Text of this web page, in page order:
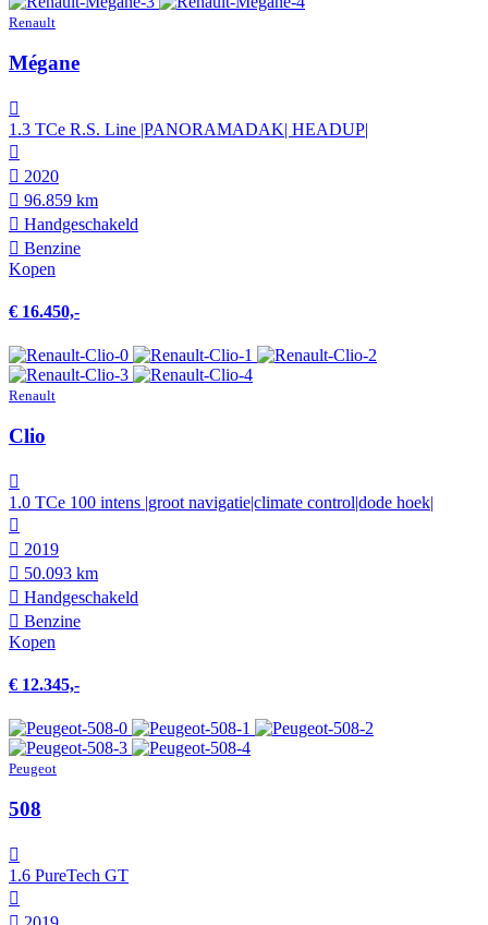
Renault
Mégane
1.3 TCe R.S. Line |PANORAMADAK| HEADUP|
2020
96.859 km
Hand­geschakeld
Benzine
Kopen
€ 16.450,-
Renault
Clio
1.0 TCe 100 intens |groot navigatie|climate control|dode hoek|
2019
50.093 km
Hand­geschakeld
Benzine
Kopen
€ 12.345,-
Peugeot
508
1.6 PureTech GT